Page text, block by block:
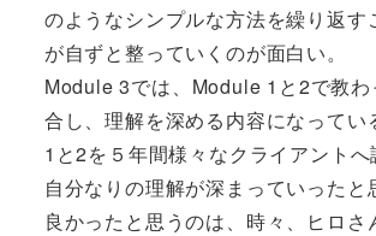
のようなシンプルな方法を繰り返す
が自ずと整っていくのが面白い。
Module 3では、Module 1と2で教わ
合し、理解を深める内容になってい
1と2を５年間様々なクライアントへ
自分なりの理解が深まっていったと
良かったと思うのは、時々、ヒロさ